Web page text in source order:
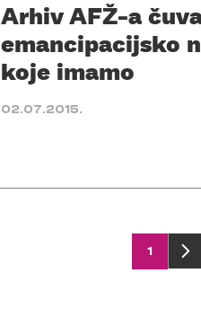
Arhiv AFŽ-a
emancipacijsko
koje imamo
02.07.2015.
1